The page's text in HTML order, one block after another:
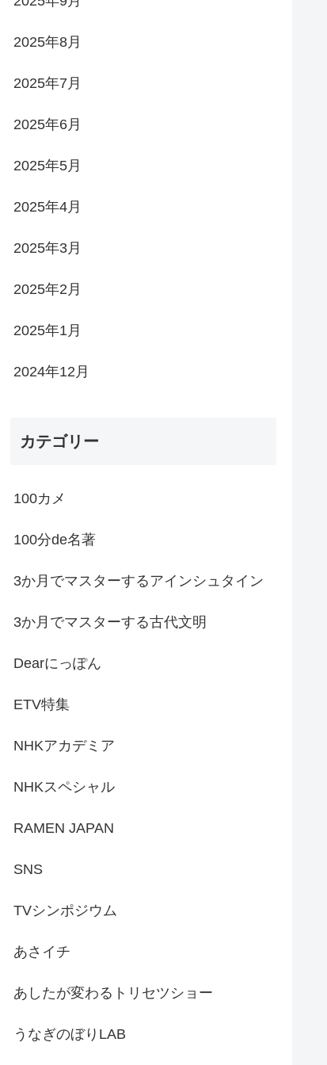
2025年8月
2025年7月
2025年6月
2025年5月
2025年4月
2025年3月
2025年2月
2025年1月
2024年12月
カテゴリー
100カメ
100分de名著
3か月でマスターするアインシュタイン
3か月でマスターする古代文明
Dearにっぽん
ETV特集
NHKアカデミア
NHKスペシャル
RAMEN JAPAN
SNS
TVシンポジウム
あさイチ
あしたが変わるトリセツショー
うなぎのぼりLAB